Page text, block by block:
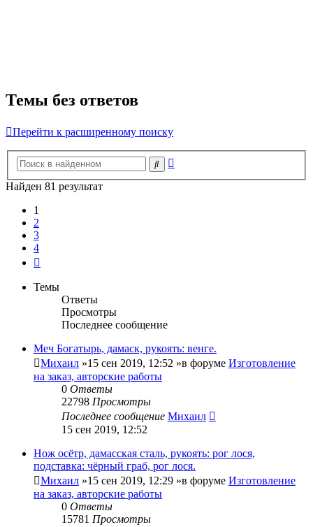
Темы без ответов
Перейти к расширенному поиску
Поиск
Найден 81 результат
1
2
3
4
Темы
Ответы
Просмотры
Последнее сообщение
Меч Богатырь, дамаск, рукоять: венге.
Михаил »15 сен 2019, 12:52 »в форуме Изготовление
на заказ, авторские работы
0 Ответы
22798 Просмотры
Последнее сообщение Михаил
15 сен 2019, 12:52
Нож осётр, дамасская сталь, рукоять: рог лося,
подставка: чёрный граб, рог лося.
Михаил »15 сен 2019, 12:29 »в форуме Изготовление
на заказ, авторские работы
0 Ответы
15781 Просмотры